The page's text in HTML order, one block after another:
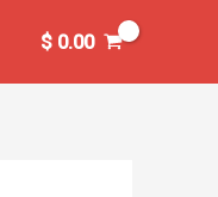
$0.00